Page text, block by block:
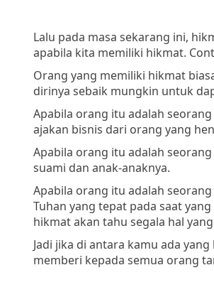
Lalu pada masa sekarang ini,
apabila kita memiliki hikmat.
Orang yang memiliki hikmat
dirinya sebaik mungkin untuk
Apabila orang itu adalah
ajakan bisnis dari orang yang
Apabila orang itu adalah
suami dan anak-anaknya.
Apabila orang itu adalah
Tuhan yang tepat pada saat
hikmat akan tahu segala hal
Jadi jika di antara kamu ada
memberi kepada semua orang